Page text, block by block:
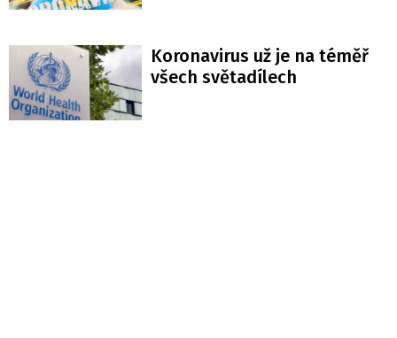
Koronavirus už je na téměř
všech světadílech